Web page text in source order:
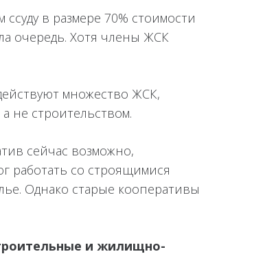
в размере 70% стоимости
очередь. Хотя члены ЖСК
множество ЖСК,
не строительством.
сейчас возможно,
работать со строящимися
Однако старые кооперативы
и жилищно-